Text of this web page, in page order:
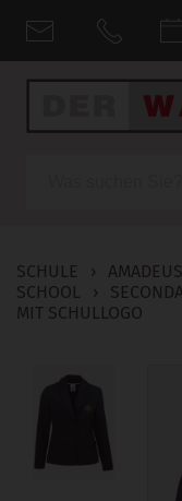
SCHULE ›
SCHOOL
›
MIT SCHULLOGO